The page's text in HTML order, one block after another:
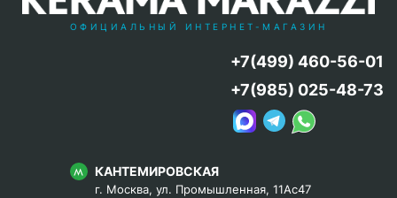
ОФИЦИАЛЬНЫЙ ИНТЕРНЕТ-МАГАЗИН
КАНТЕМИРОВСКАЯ
г. Москва, ул. Промышленная, 11Ас47
+7(499) 460-56-01
+7(985) 025-48-73